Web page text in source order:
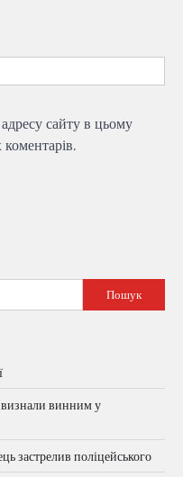
сайту в цьому
Пошук
винним у
застрелив поліцейського